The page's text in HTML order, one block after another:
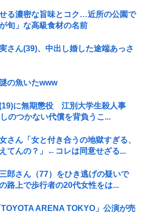
る濃密な旨味とコク…近所の公園で
旬」な高級食材の名前
さん(39)、中出し婚した途端あっさ
の魚いたwww
(19)に無期懲役 江別大学生殺人事
のつかない代償を背負うこ...
さん「女と付き合うの地獄すぎる、
てんの？」←コレは同意せざる...
郎さん（77）をひき逃げの疑いで
路上で歩行者の20代女性をは...
ARENA TOKYO」公演が売